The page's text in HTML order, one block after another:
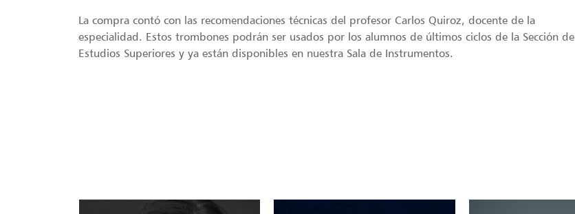
La compra contó con las recomendaciones técnicas del profesor Carlos Quiroz, docente de la
especialidad. Estos trombones podrán ser usados por los alumnos de últimos ciclos de la Sección de
Estudios Superiores y ya están disponibles en nuestra Sala de Instrumentos.